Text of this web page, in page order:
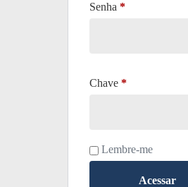
Senha *
Chave *
Lembre-me
Acessar